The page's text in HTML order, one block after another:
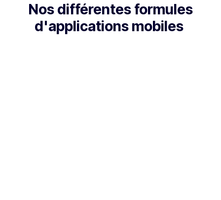
Nos différentes formules
d'applications mobiles